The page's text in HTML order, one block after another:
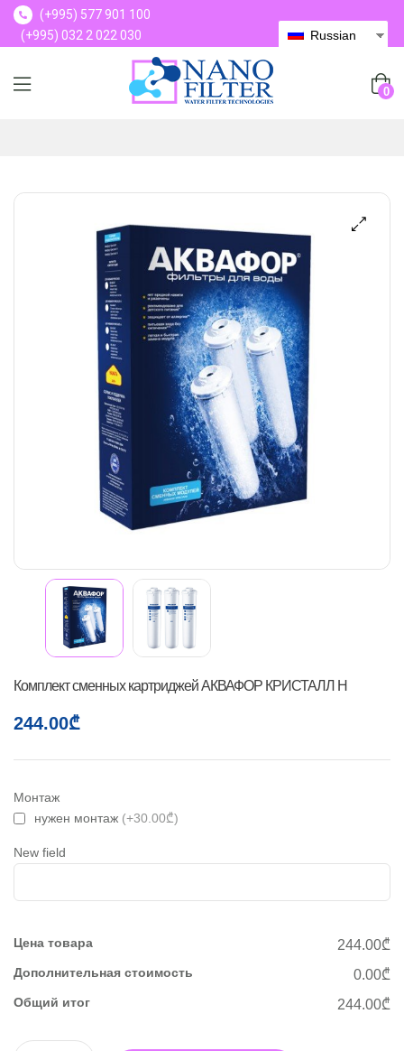
(+995) 577 901 100
(+995) 032 2 022 030
Russian
0
Комплект сменных картриджей АКВАФОР КРИСТАЛЛ Н
244.00₾
Монтаж
нужен монтаж (+30.00₾)
New field
Цена товара 244.00₾
Дополнительная стоимость 0.00₾
Общий итог 244.00₾